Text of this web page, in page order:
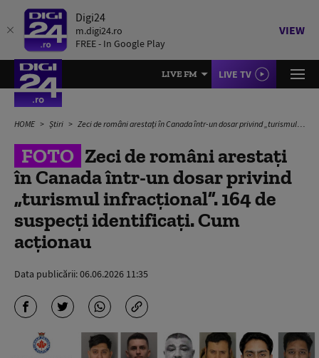
Digi24
m.digi24.ro
FREE - In Google Play
VIEW
LIVE FM LIVE TV
HOME Știri Zeci de români arestați în Canada într-un dosar privind „turismul infracțional”. 164 de suspecți identificați. Cum acționau
FOTO Zeci de români arestați
în Canada într-un dosar privind
„turismul infracțional”. 164 de
suspecți identificați. Cum
acționau
Data publicării:06.06.2026 11:35